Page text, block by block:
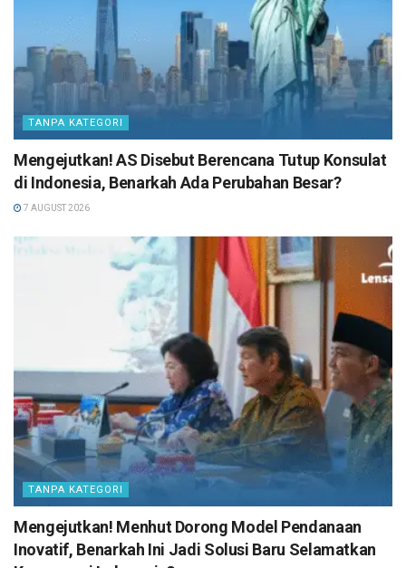
TANPA KATEGORI
Mengejutkan! AS Disebut Berencana Tutup Konsulat
di Indonesia, Benarkah Ada Perubahan Besar?
7 AUGUST 2026
TANPA KATEGORI
Mengejutkan! Menhut Dorong Model Pendanaan
Inovatif, Benarkah Ini Jadi Solusi Baru Selamatkan